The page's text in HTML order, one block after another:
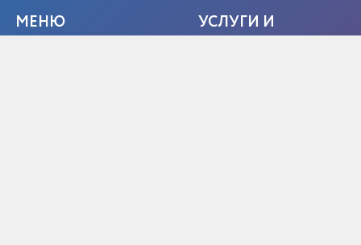
МЕНЮ
УСЛУГИ И